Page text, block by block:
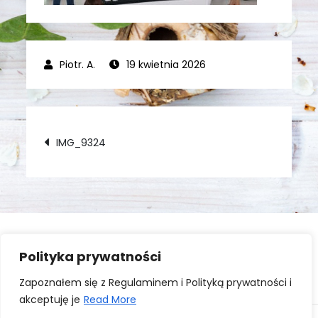
Polityka prywatności
Zapoznałem się z Regulaminem i Polityką prywatności i
akceptuję je Read More
19 kwietnia 2026
Nawigacja
wpisu
IMG_9324
Zaloguj się